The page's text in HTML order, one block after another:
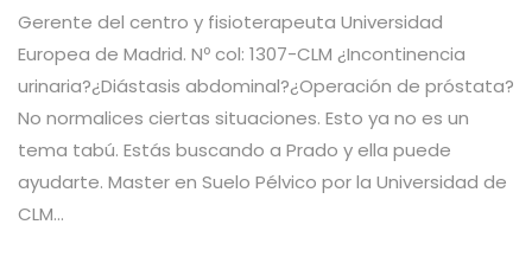
Gerente del centro y fisioterapeuta Universidad
Europea de Madrid. Nº col: 1307-CLM ¿Incontinencia
urinaria?¿Diástasis abdominal?¿Operación de próstata?
No normalices ciertas situaciones. Esto ya no es un
tema tabú. Estás buscando a Prado y ella puede
ayudarte. Master en Suelo Pélvico por la Universidad de
CLM...